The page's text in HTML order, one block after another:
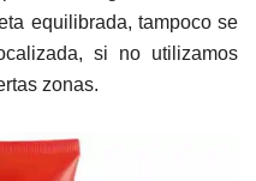
equilibrada, tampoco se
si no utilizamos
zonas.